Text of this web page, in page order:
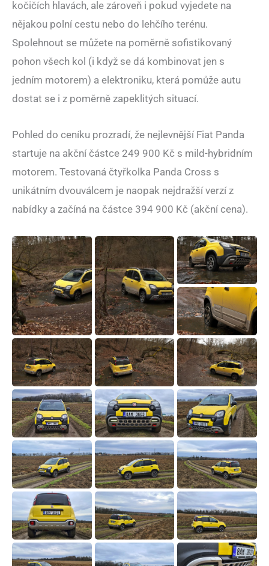
kočičích hlavách, ale zároveň i pokud vyjedete na
nějakou polní cestu nebo do lehčího terénu.
Spolehnout se můžete na poměrně sofistikovaný
pohon všech kol (i když se dá kombinovat jen s
jedním motorem) a elektroniku, která pomůže autu
dostat se i z poměrně zapeklitých situací.
Pohled do ceníku prozradí, že nejlevnější Fiat Panda
startuje na akční částce 249 900 Kč s mild-hybridním
motorem. Testovaná čtyřkolka Panda Cross s
unikátním dvouválcem je naopak nejdražší verzí z
nabídky a začíná na částce 394 900 Kč (akční cena).